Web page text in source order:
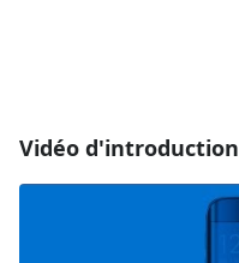
Vidéo d'introduction